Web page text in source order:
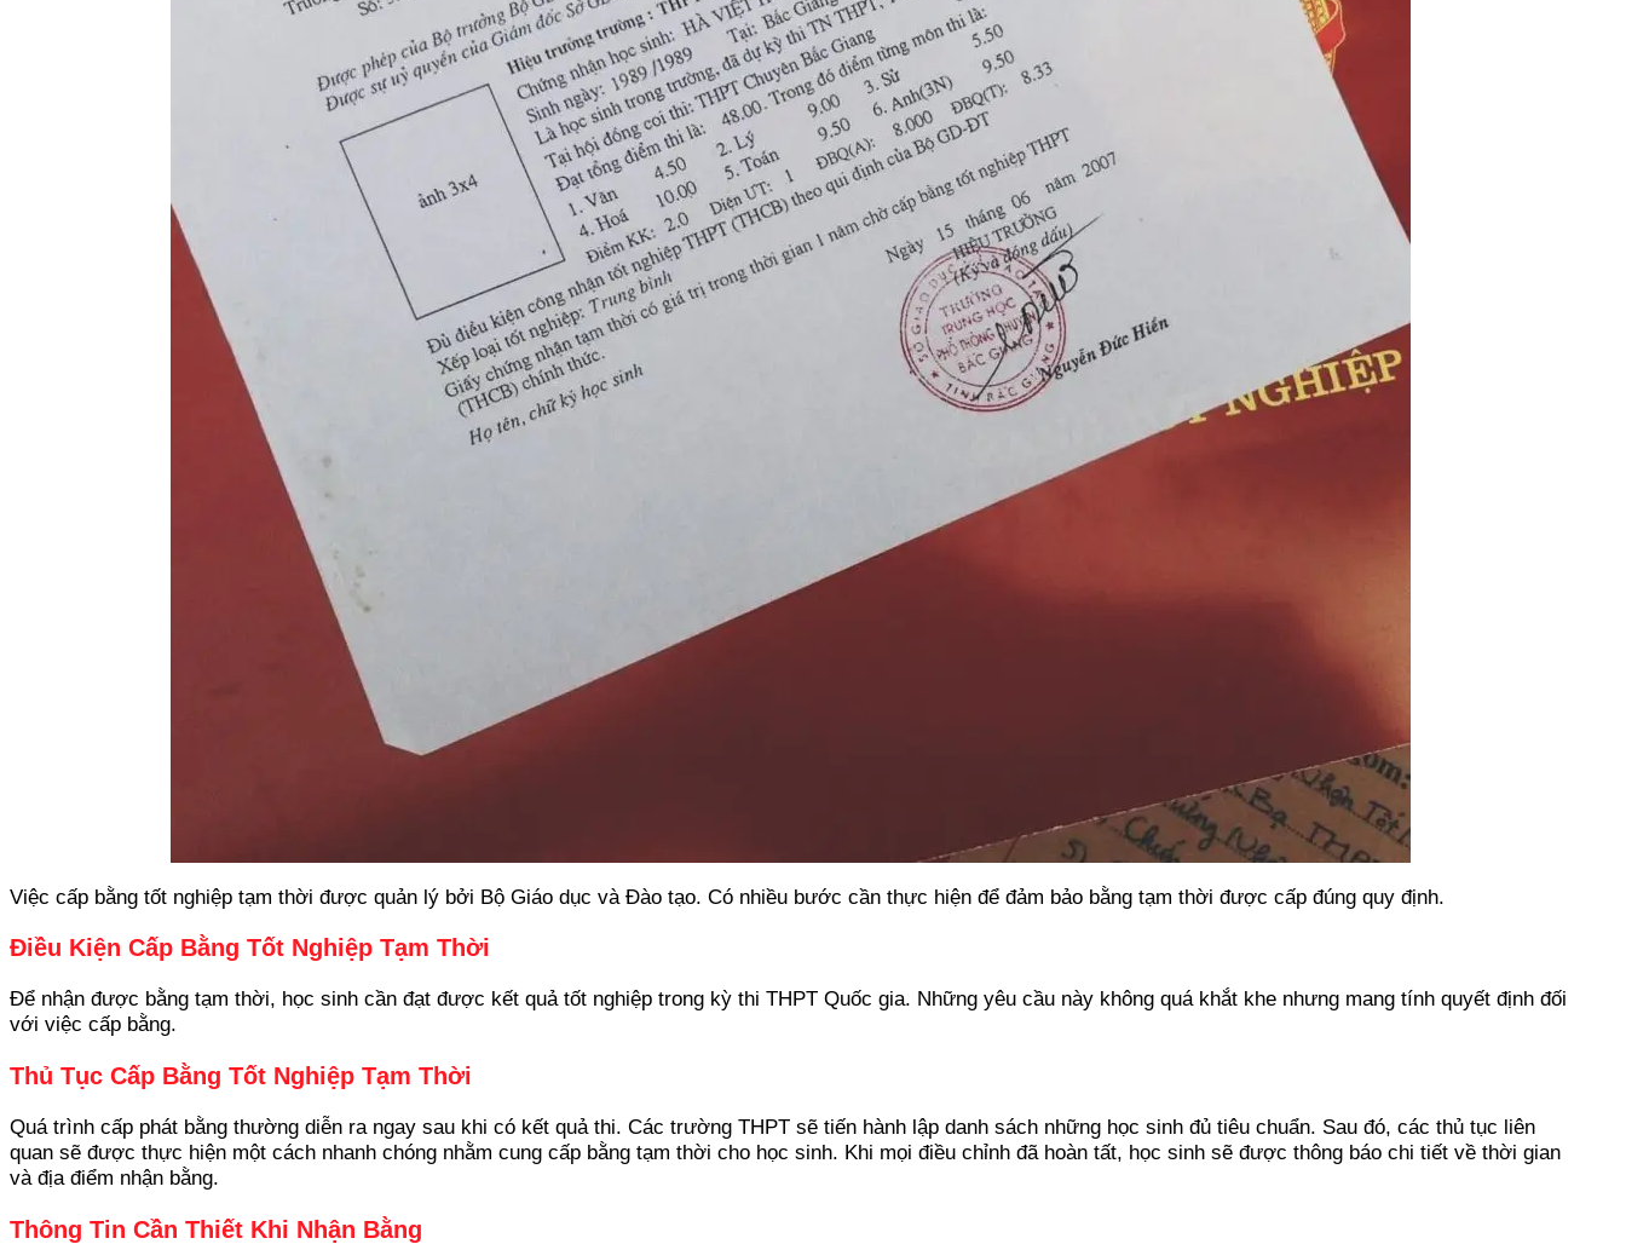
Việc cấp bằng tốt nghiệp tạm thời được quản lý bởi Bộ Giáo dục và Đào tạo. Có nhiều bước cần thực hiện để đảm bảo bằng tạm thời được cấp đúng quy định.
Điều Kiện Cấp Bằng Tốt Nghiệp Tạm Thời
Để nhận được bằng tạm thời, học sinh cần đạt được kết quả tốt nghiệp trong kỳ thi THPT Quốc gia. Những yêu cầu này không quá khắt khe nhưng mang tính quyết định đối
với việc cấp bằng.
Thủ Tục Cấp Bằng Tốt Nghiệp Tạm Thời
Quá trình cấp phát bằng thường diễn ra ngay sau khi có kết quả thi. Các trường THPT sẽ tiến hành lập danh sách những học sinh đủ tiêu chuẩn. Sau đó, các thủ tục liên
quan sẽ được thực hiện một cách nhanh chóng nhằm cung cấp bằng tạm thời cho học sinh. Khi mọi điều chỉnh đã hoàn tất, học sinh sẽ được thông báo chi tiết về thời gian
và địa điểm nhận bằng.
Thông Tin Cần Thiết Khi Nhận Bằng